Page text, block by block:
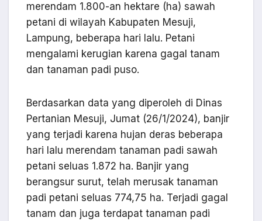
merendam 1.800-an hektare (ha) sawah
petani di wilayah Kabupaten Mesuji,
Lampung, beberapa hari lalu. Petani
mengalami kerugian karena gagal tanam
dan tanaman padi puso.
Berdasarkan data yang diperoleh di Dinas
Pertanian Mesuji, Jumat (26/1/2024), banjir
yang terjadi karena hujan deras beberapa
hari lalu merendam tanaman padi sawah
petani seluas 1.872 ha. Banjir yang
berangsur surut, telah merusak tanaman
padi petani seluas 774,75 ha. Terjadi gagal
tanam dan juga terdapat tanaman padi